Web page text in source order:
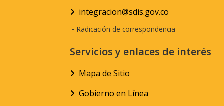
integracion@sdis.gov.co
- Radicación de correspondencia
Servicios y enlaces de interés
Mapa de Sitio
Gobierno en Línea